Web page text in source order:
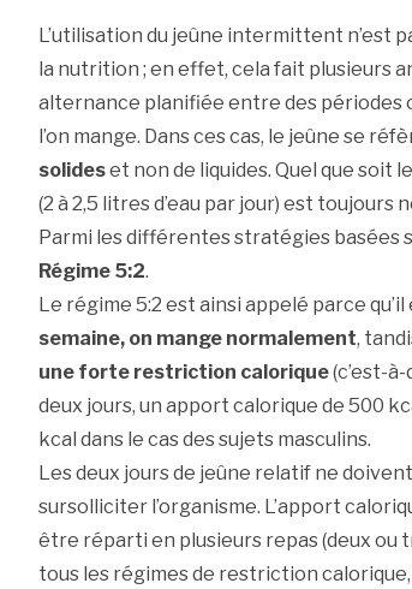
L’utilisation du jeûne intermittent n’est
la nutrition ; en effet, cela fait plusieurs
alternance planifiée entre des périodes
l’on mange. Dans ces cas, le jeûne se
solideset non de liquides. Quel que soit
(2 à 2,5 litres d’eau par jour) est toujours
Parmi les différentes stratégies
Régime 5:2.
Le régime 5:2 est ainsi appelé parce
semaine, on mange normalement,
une forte restriction calorique(c’est-
deux jours, un apport calorique de 500
kcal dans le cas des sujets masculins.
Les deux jours de jeûne relatif ne
sursolliciter l’organisme. L’apport
être réparti en plusieurs repas (deux ou
tous les régimes de restriction